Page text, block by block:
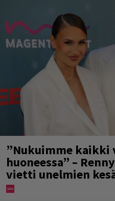
”Nukuimme kaikki
huoneessa” –
vietti unelmien